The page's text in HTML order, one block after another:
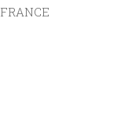
FRANCE